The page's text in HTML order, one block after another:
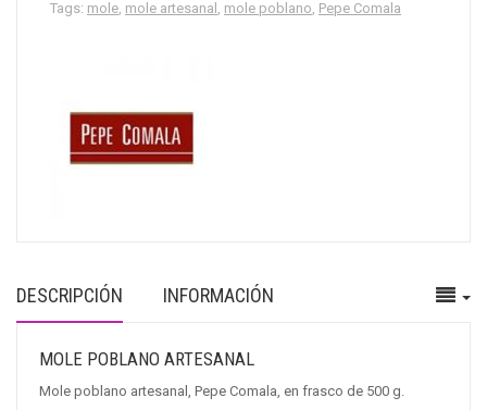
Tags: mole, mole artesanal , mole poblano, Pepe Comala
DESCRIPCIÓN INFORMACIÓN
MOLE POBLANO ARTESANAL
Mole poblano artesanal, Pepe Comala, en frasco de 500 g.